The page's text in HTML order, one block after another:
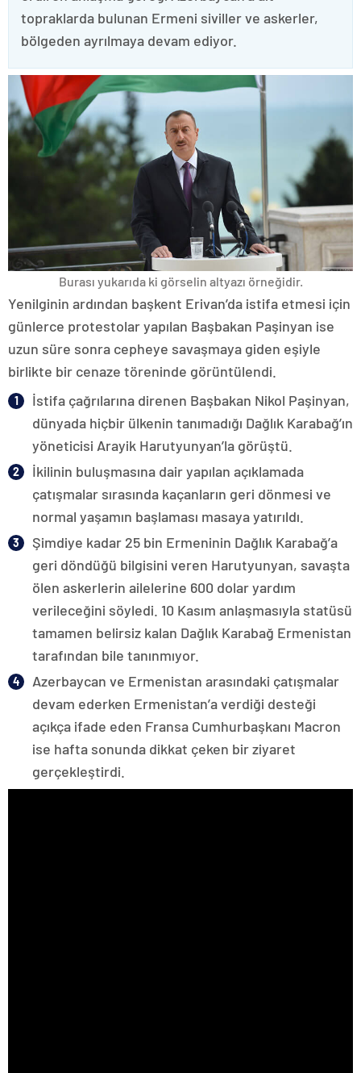
topraklarda bulunan Ermeni siviller ve askerler,
bölgeden ayrılmaya devam ediyor.
Burası yukarıda ki görselin altyazı örneğidir.
Yenilginin ardından başkent Erivan’da istifa etmesi için
günlerce protestolar yapılan Başbakan Paşinyan ise
uzun süre sonra cepheye savaşmaya giden eşiyle
birlikte bir cenaze töreninde görüntülendi.
İstifa çağrılarına direnen Başbakan Nikol Paşinyan,
dünyada hiçbir ülkenin tanımadığı Dağlık Karabağ’ın
yöneticisi Arayik Harutyunyan’la görüştü.
İkilinin buluşmasına dair yapılan açıklamada
çatışmalar sırasında kaçanların geri dönmesi ve
normal yaşamın başlaması masaya yatırıldı.
Şimdiye kadar 25 bin Ermeninin Dağlık Karabağ’a
geri döndüğü bilgisini veren Harutyunyan, savaşta
ölen askerlerin ailelerine 600 dolar yardım
verileceğini söyledi. 10 Kasım anlaşmasıyla statüsü
tamamen belirsiz kalan Dağlık Karabağ Ermenistan
tarafından bile tanınmıyor.
Azerbaycan ve Ermenistan arasındaki çatışmalar
devam ederken Ermenistan’a verdiği desteği
açıkça ifade eden Fransa Cumhurbaşkanı Macron
ise hafta sonunda dikkat çeken bir ziyaret
gerçekleştirdi.